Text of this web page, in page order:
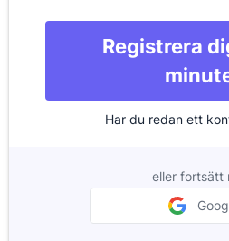
Registrera
Har du redan ett
eller fortsätt